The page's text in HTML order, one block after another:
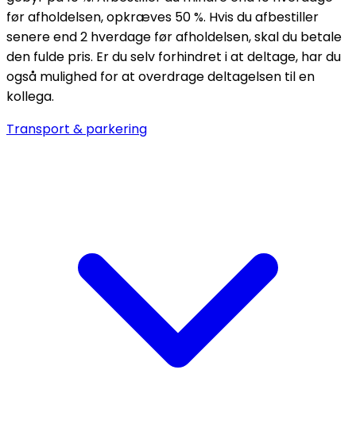
før afholdelsen, opkræves 50 %. Hvis du afbestiller
senere end 2 hverdage før afholdelsen, skal du betale
den fulde pris. Er du selv forhindret i at deltage, har du
også mulighed for at overdrage deltagelsen til en
kollega.
Transport & parkering